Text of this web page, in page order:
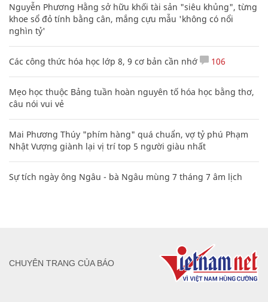
Nguyễn Phương Hằng sở hữu khối tài sản "siêu khủng", từng
khoe sổ đỏ tính bằng cân, mắng cựu mẫu 'không có nổi
nghìn tỷ'
Các công thức hóa học lớp 8, 9 cơ bản cần nhớ 106
Mẹo học thuộc Bảng tuần hoàn nguyên tố hóa học bằng thơ,
câu nói vui vẻ
Mai Phương Thúy "phím hàng" quá chuẩn, vợ tỷ phú Phạm
Nhật Vượng giành lại vị trí top 5 người giàu nhất
Sự tích ngày ông Ngâu - bà Ngâu mùng 7 tháng 7 âm lịch
CHUYÊN TRANG CỦA BÁO